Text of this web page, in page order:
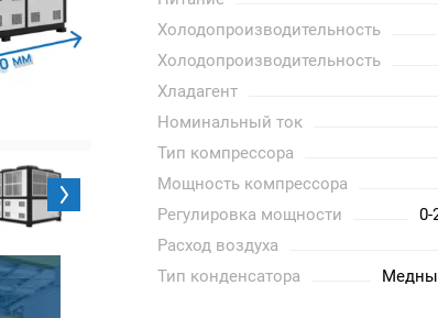
Холодопроизводительность
Холодопроизводительность
Хладагент
Номинальный ток
Тип компрессора
Мощность компрессора
Регулировка мощности
0-
Расход воздуха
Тип конденсатора